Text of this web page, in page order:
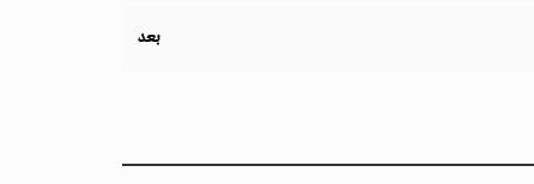
بعد تحذيرات أوروبية.. كيف يهدد نظام الغذاء